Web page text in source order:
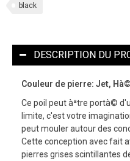
black
DESCRIPTION DU
Couleur de pierre: Jet,
Ce poil peut àªtre portà©
limite, c'est votre
peut mouler autour des
Cette conception avec fait
pierres grises scintillantes